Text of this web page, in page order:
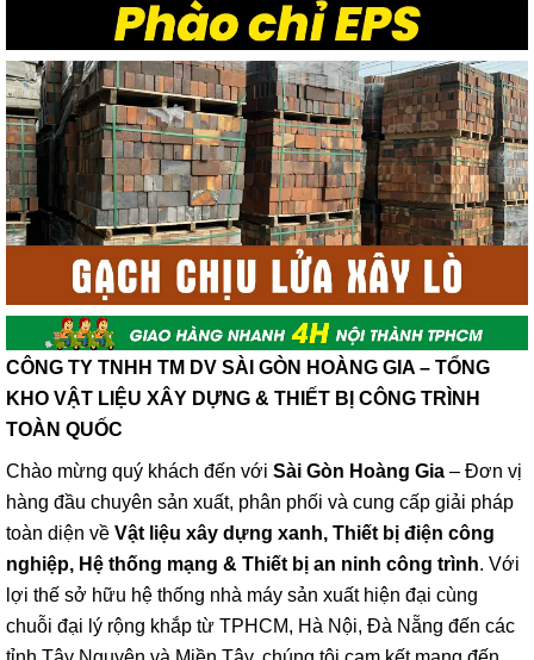
CÔNG TY TNHH TM DV SÀI GÒN HOÀNG GIA – TỔNG
KHO VẬT LIỆU XÂY DỰNG & THIẾT BỊ CÔNG TRÌNH
TOÀN QUỐC
Chào mừng quý khách đến với Sài Gòn Hoàng Gia – Đơn vị
hàng đầu chuyên sản xuất, phân phối và cung cấp giải pháp
toàn diện về Vật liệu xây dựng xanh, Thiết bị điện công
nghiệp, Hệ thống mạng & Thiết bị an ninh công trình. Với
lợi thế sở hữu hệ thống nhà máy sản xuất hiện đại cùng
chuỗi đại lý rộng khắp từ TPHCM, Hà Nội, Đà Nẵng đến các